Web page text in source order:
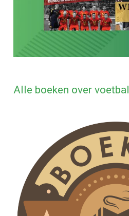
Alle boeken over voetbal